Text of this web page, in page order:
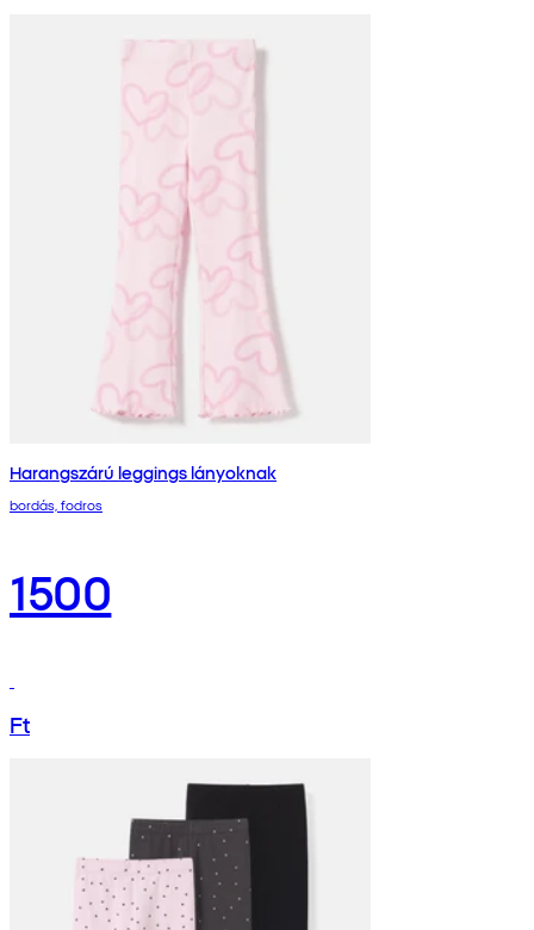
Harangszárú leggings lányoknak
bordás, fodros
1500
Ft